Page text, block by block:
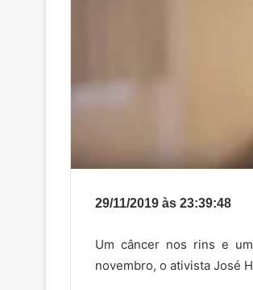
29/11/2019 às 23:39:48
Um câncer nos rins e
novembro, o ativista José